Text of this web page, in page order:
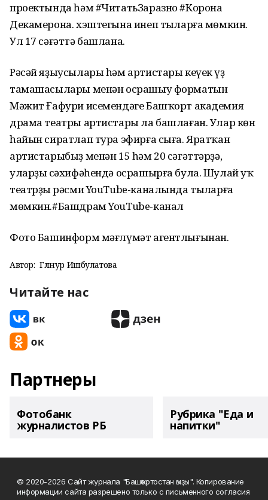
проектында һәм #ЧитатьЗаразно #Корона
Декамерона. хэштегына инеп тыңларға мөмкин.
Ул 17 сәғәттә башлана.
Рәсәй яҙыусылары һәм артистары кеүек үҙ
тамашасылары менән осрашыу форматын
Мәжит Ғафури исемендәге Башҡорт академия
драма театры артистары ла башлаған. Улар көн
һайын сиратлап тура эфирға сыға. Яратҡан
артистарыбыҙ менән 15 һәм 20 сәғәттәрҙә,
уларҙың сәхифәһендә осрашырға була. Шулай уҡ
театрҙың рәсми YouTube-каналында тыңларға
мөмкин.#Башдрам YouTube-канал
Фото Башинформ мәғлүмәт агентлығынан.
Автор: Гөлнур Ишбулатова
Читайте нас
Партнеры
Фотобанк
журналистов РБ
Рубрика "Еда и
напитки"
© 2020-2026 Сайт журнала "Башҡортостан ҡыҙы". Копирование
информации сайта разрешено только с письменного согласия